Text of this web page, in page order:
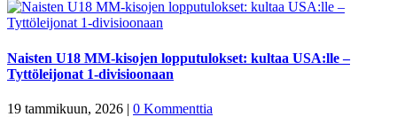
Naisten U18 MM-kisojen lopputulokset: kultaa USA:lle –
Tyttöleijonat 1-divisioonaan
19 tammikuun, 2026 | 0 Kommenttia